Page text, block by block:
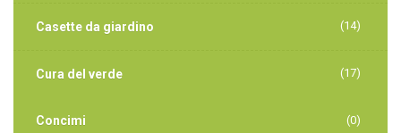
Casette da giardino (14)
Cura del verde (17)
Concimi (0)